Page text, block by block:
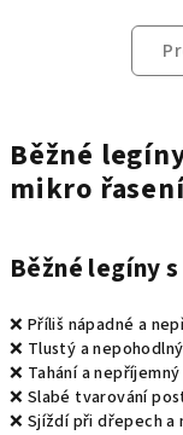
Běžné
mikro
Běžné legíny
❌ Příliš nápadné a
❌ Tlustý a
❌ Tahání a
❌ Slabé tvarování
❌ Sjíždí při dřepech